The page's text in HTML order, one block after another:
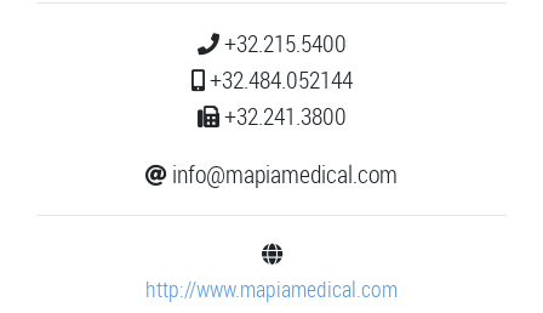
+32.215.5400
+32.484.052144
+32.241.3800
info@mapiamedical.com
http://www.mapiamedical.com